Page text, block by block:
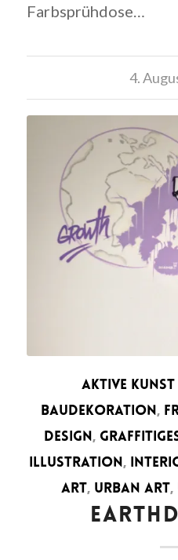
Farbsprühdose…
4.
AKTIVE
BAUDEKORATION,
DESIGN,
ILLUSTRATION,
ART, URBAN ART,